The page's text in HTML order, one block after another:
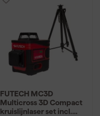
FUTECH MC3D
Multicross 3D Compact
kruislijnlaser set incl.